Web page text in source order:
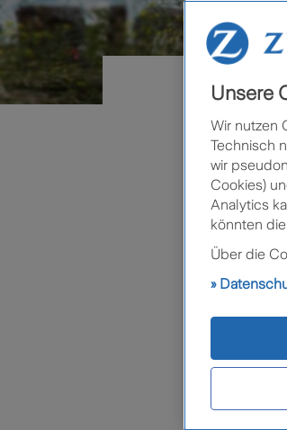
Blog
Was
Unsere
Wir nutzen
Technisch
wir
Cookies)
Analytics
könnten
Über die